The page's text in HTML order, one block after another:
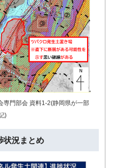
専門部会 資料1-2(静岡県が一部
)
状況まとめ